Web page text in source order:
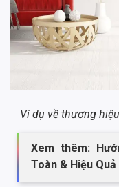
Ví dụ về thương
Xem thêm:
Toàn & Hiệu Quả